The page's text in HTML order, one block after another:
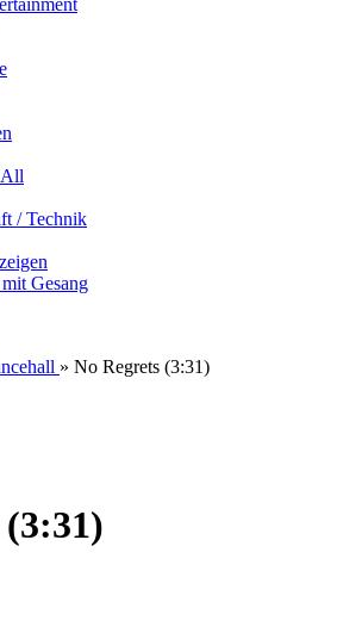
/ Technik
Gesang
» No Regrets (3:31)